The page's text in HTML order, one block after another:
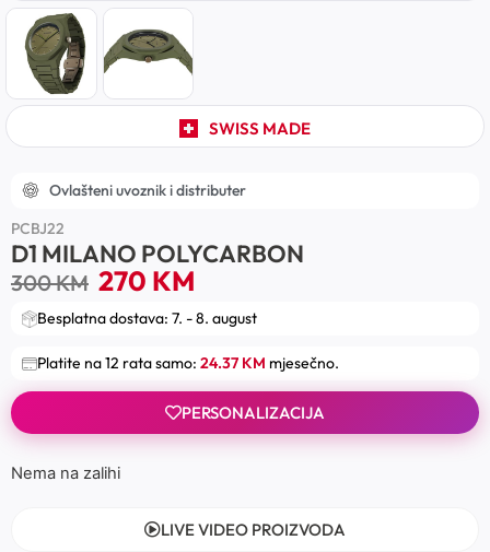
SWISS MADE
Ovlašteni uvoznik i distributer
PCBJ22
D1 MILANO POLYCARBON
300KM 270 KM
Besplatna dostava: 7. - 8. august
Platite na 12 rata samo: 24.37 KM mjesečno.
PERSONALIZACIJA
Nema na zalihi
LIVE VIDEO PROIZVODA